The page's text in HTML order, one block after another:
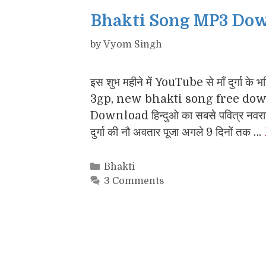
Bhakti Song MP3
byVyom Singh
इस शुभ महीने में YouTube से माँ दुर्गा
3gp, new bhakti song free
Download हिन्दुओ का सबसे पवित्र
दुर्गा की नौ अवतार पूजा अगले 9 दिनों तक …
Categories
Bhakti
3 Comments